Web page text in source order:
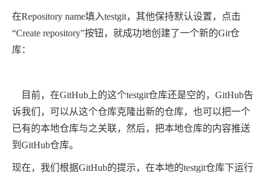
在Repository name填入testgit，其他保持默认设置，点击
“Create repository”按钮，就成功地创建了一个新的Git仓
库：
目前，在GitHub上的这个testgit仓库还是空的，GitHub告
诉我们，可以从这个仓库克隆出新的仓库，也可以把一个
已有的本地仓库与之关联，然后，把本地仓库的内容推送
到GitHub仓库。
现在，我们根据GitHub的提示，在本地的testgit仓库下运行